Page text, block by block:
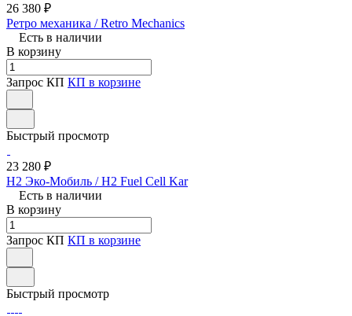
26 380 ₽
Ретро механика / Retro Mechanics
Есть в наличии
В корзину
Запрос КП КП в корзине
Быстрый просмотр
23 280 ₽
H2 Эко-Мобиль / H2 Fuel Cell Kar
Есть в наличии
В корзину
Запрос КП КП в корзине
Быстрый просмотр